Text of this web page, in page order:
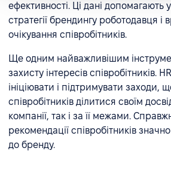
ефективності. Ці дані допомагають
стратегії брендингу роботодавця і
очікування співробітників.
Ще одним найважливішим
захисту інтересів співробітників.
ініціювати і підтримувати заходи,
співробітників ділитися своїм
компанії, так і за її межами.
рекомендації співробітників
до бренду.